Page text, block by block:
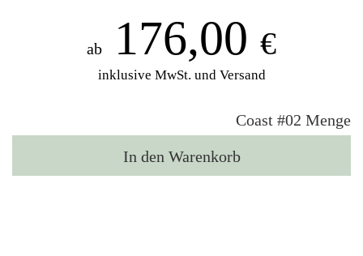
ab 176,00 €
inklusive MwSt. und Versand
Coast #02 Menge
In den Warenkorb